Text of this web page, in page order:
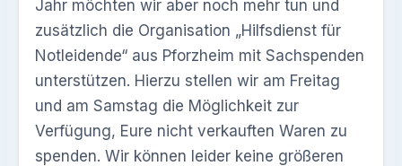
Jahr möchten wir aber noch mehr tun und
zusätzlich die Organisation „Hilfsdienst für
Notleidende“ aus Pforzheim mit Sachspenden
unterstützen. Hierzu stellen wir am Freitag
und am Samstag die Möglichkeit zur
Verfügung, Eure nicht verkauften Waren zu
spenden. Wir können leider keine größeren